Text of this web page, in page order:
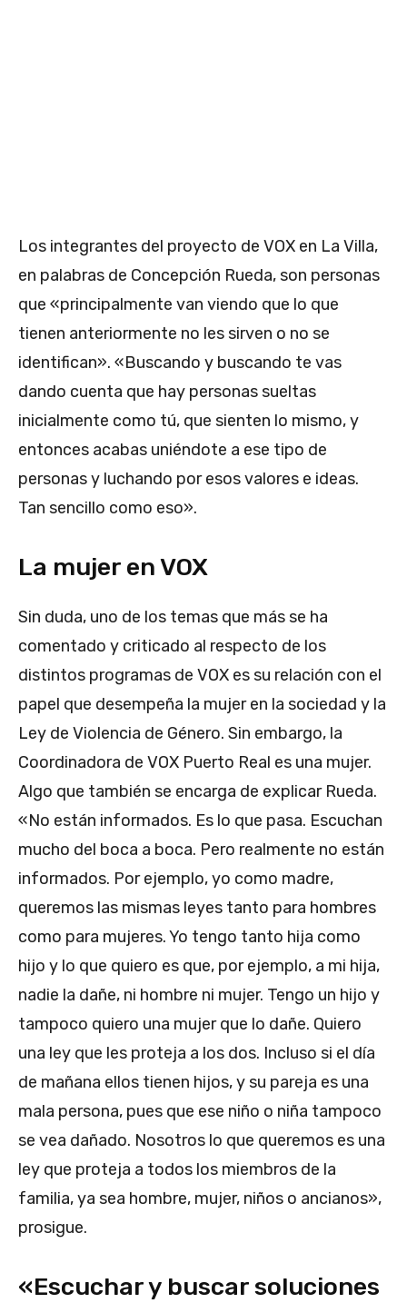
Los integrantes del proyecto de VOX en La Villa,
en palabras de Concepción Rueda, son personas
que «principalmente van viendo que lo que
tienen anteriormente no les sirven o no se
identifican». «Buscando y buscando te vas
dando cuenta que hay personas sueltas
inicialmente como tú, que sienten lo mismo, y
entonces acabas uniéndote a ese tipo de
personas y luchando por esos valores e ideas.
Tan sencillo como eso».
La mujer en VOX
Sin duda, uno de los temas que más se ha
comentado y criticado al respecto de los
distintos programas de VOX es su relación con el
papel que desempeña la mujer en la sociedad y la
Ley de Violencia de Género. Sin embargo, la
Coordinadora de VOX Puerto Real es una mujer.
Algo que también se encarga de explicar Rueda.
«No están informados. Es lo que pasa. Escuchan
mucho del boca a boca. Pero realmente no están
informados. Por ejemplo, yo como madre,
queremos las mismas leyes tanto para hombres
como para mujeres. Yo tengo tanto hija como
hijo y lo que quiero es que, por ejemplo, a mi hija,
nadie la dañe, ni hombre ni mujer. Tengo un hijo y
tampoco quiero una mujer que lo dañe. Quiero
una ley que les proteja a los dos. Incluso si el día
de mañana ellos tienen hijos, y su pareja es una
mala persona, pues que ese niño o niña tampoco
se vea dañado. Nosotros lo que queremos es una
ley que proteja a todos los miembros de la
familia, ya sea hombre, mujer, niños o ancianos»,
prosigue.
«Escuchar y buscar soluciones